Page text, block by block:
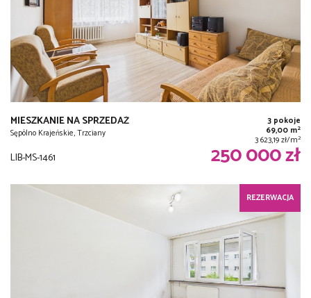
MIESZKANIE NA SPRZEDAŻ
Sępólno Krajeńskie, Trzciany
3 pokoje
69,00 m2
3 623,19 zł/m2
LIB-MS-1461 250 000 zł
REZERWACJA